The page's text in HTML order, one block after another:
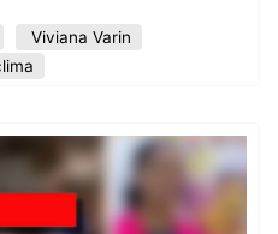
Viviana Varin